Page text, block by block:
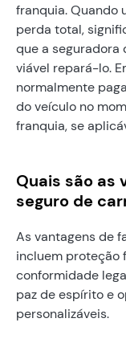
franquia. Quando
perda total,
que a seguradora
viável repará-lo.
normalmente
do veículo no
franquia, se
Quais são as
seguro de
As vantagens de
incluem proteção
conformidade
paz de espírito e
personalizáveis.